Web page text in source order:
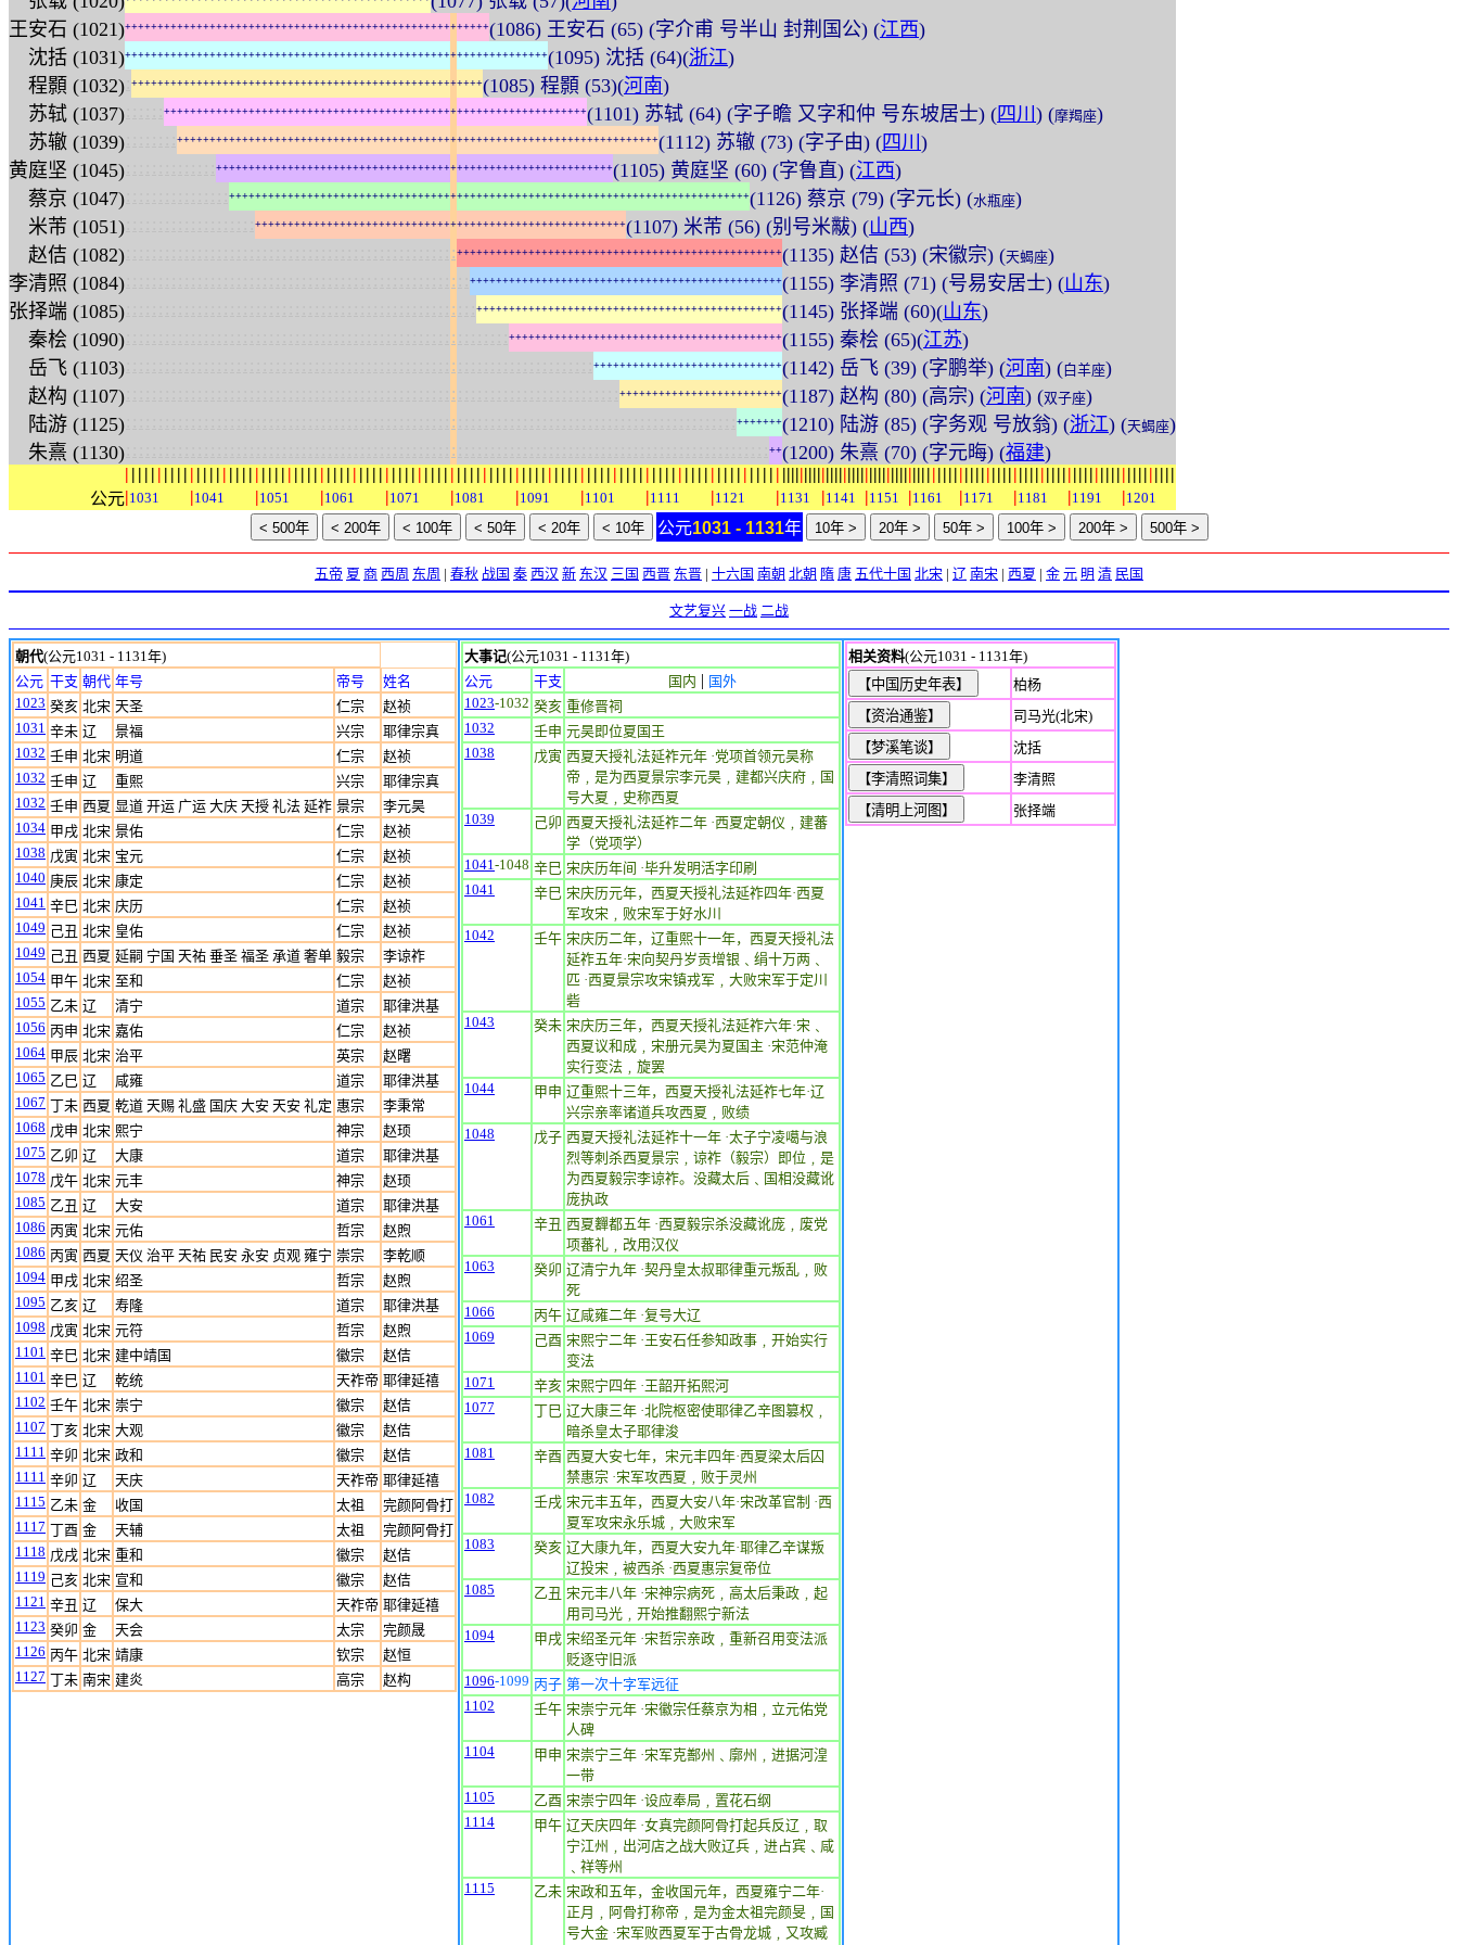
王安石 (1021)++++++++++++++++++++++++++++++++++++++++++++++++++++++++(1086) 王安石 (65) (字介甫 号半山 封荆国公) (江西)
沈括 (1031)+++++++++++++++++++++++++++++++++++++++++++++++++++++++++++++++++(1095) 沈括 (64)(浙江)
程顥 (1032) ++++++++++++++++++++++++++++++++++++++++++++++++++++++(1085) 程顥 (53)(河南)
苏轼 (1037)
+++++++++++++++++++++++++++++++++++++++++++++++++++++++++++++++++(1101) 苏轼 (64) (字子瞻 又字和仲 号东坡居士) (四川 ) (摩羯座)
苏辙 (1039)
++++++++++++++++++++++++++++++++++++++++++++++++++++++++++++++++++++++++++(1112) 苏辙 (73) (字子由) (四川 )
黄庭坚 (1045)
+++++++++++++++++++++++++++++++++++++++++++++++++++++++++++++(1105) 黄庭坚 (60) (字鲁直) (江西)
蔡京 (1047)
++++++++++++++++++++++++++++++++++++++++++++++++++++++++++++++++++++++++++++++++(1126) 蔡京 (79) (字元长) (水瓶座)
米芾 (1051)
+++++++++++++++++++++++++++++++++++++++++++++++++++++++++(1107) 米芾 (56) (别号米黻) (山西)
赵佶 (1082)
:++++++++++++++++++++++++++++++++++++++++++++++++++(1135) 赵佶 (53) (宋徽宗) (天蝎座)
李清照 (1084)
: ++++++++++++++++++++++++++++++++++++++++++++++++(1155) 李清照 (71) (号易安居士) (山东)
张择端 (1085)
: +++++++++++++++++++++++++++++++++++++++++++++++(1145) 张择端 (60)(山东)
秦桧 (1090)
: ++++++++++++++++++++++++++++++++++++++++++(1155) 秦桧 (65)(江苏)
岳飞 (1103)
: +++++++++++++++++++++++++++++(1142) 岳飞 (39) (字鹏举) (河南) (白羊座)
赵构 (1107)
: +++++++++++++++++++++++++(1187) 赵构 (80) (高宗) (河南) (双子座)
陆游 (1125)
: +++++++(1210) 陆游 (85) (字务观 号放翁) (浙江) (天蝎座)
朱熹 (1130)
: ++(1200) 朱熹 (70) (字元晦) (福建)
| | | | | | | | | | | | | | | | | | | | | | | | | | | | | | | | | | | | | | | | | | | | | | | | | | | | | | | | | | | | | | | | | | | | | | | | | | | | | | | | | | | | | | | | | | | | | | | | | | | | | |||||||||||||||||||||||||||||||||||||||||||||||||||||||||||||||||||||||||||||||
公元|1031 |1041 |1051 |1061 |1071 |1081 |1091 |1101 |1111 |1121 |1131 |1141 |1151 |1161 |1171 |1181 |1191 |1201
公元1031 - 1131年
五帝 夏 商 西周 东周 | 春秋 战国 秦 西汉 新 东汉 三国 西晋 东晋 | 十六国 南朝 北朝 隋 唐 五代十国 北宋 | 辽 南宋 | 西夏 | 金 元 明 清 民国
文艺复兴 一战 二战
朝代(公元1031 - 1131年)
公元 干支 朝代 年号 帝号
姓名
1023 癸亥 北宋 天圣 仁宗
赵祯
1031 辛未 辽 景福 兴宗
耶律宗真
1032 壬申 北宋 明道 仁宗
赵祯
1032 壬申 辽 重熙 兴宗
耶律宗真
1032 壬申 西夏 显道 开运 广运 大庆 天授 礼法 延祚 景宗
李元昊
1034 甲戌 北宋 景佑 仁宗
赵祯
1038 戊寅 北宋 宝元 仁宗
赵祯
1040 庚辰 北宋 康定 仁宗
赵祯
1041 辛巳 北宋 庆历 仁宗
赵祯
1049 己丑 北宋 皇佑 仁宗
赵祯
1049 己丑 西夏 延嗣 宁国 天祐 垂圣 福圣 承道 奢单 毅宗
李谅祚
1054 甲午 北宋 至和 仁宗
赵祯
1055 乙未 辽 清宁 道宗
耶律洪基
1056 丙申 北宋 嘉佑 仁宗
赵祯
1064 甲辰 北宋 治平 英宗
赵曙
1065 乙巳 辽 咸雍 道宗
耶律洪基
1067 丁未 西夏 乾道 天赐 礼盛 国庆 大安 天安 礼定 惠宗
李秉常
1068 戊申 北宋 熙宁 神宗
赵顼
1075 乙卯 辽 大康 道宗
耶律洪基
1078 戊午 北宋 元丰 神宗
赵顼
1085 乙丑 辽 大安 道宗
耶律洪基
1086 丙寅 北宋 元佑 哲宗
赵煦
1086 丙寅 西夏 天仪 治平 天祐 民安 永安 贞观 雍宁 崇宗
李乾顺
1094 甲戌 北宋 绍圣 哲宗
赵煦
1095 乙亥 辽 寿隆 道宗
耶律洪基
1098 戊寅 北宋 元符 哲宗
赵煦
1101 辛巳 北宋 建中靖国 徽宗
赵佶
1101 辛巳 辽 乾统 天祚帝 耶律延禧
1102 壬午 北宋 崇宁 徽宗
赵佶
1107 丁亥 北宋 大观 徽宗
赵佶
1111 辛卯 北宋 政和 徽宗
赵佶
1111 辛卯 辽 天庆 天祚帝 耶律延禧
1115 乙未 金 收国 太祖
完颜阿骨打
1117 丁酉 金 天辅 太祖
完颜阿骨打
1118 戊戌 北宋 重和 徽宗
赵佶
1119 己亥 北宋 宣和 徽宗
赵佶
1121 辛丑 辽 保大 天祚帝 耶律延禧
1123 癸卯 金 天会 太宗
完颜晟
1126 丙午 北宋 靖康 钦宗
赵恒
1127 丁未 南宋 建炎 高宗 赵构
大事记(公元1031 - 1131年)
公元
干支 国内 | 国外
1023-1032 癸亥 重修晋祠
1032
壬申 元昊即位夏国王
1038
戊寅 西夏天授礼法延祚元年 ·党项首领元昊称
帝﹐是为西夏景宗李元昊﹐建都兴庆府﹐国
号大夏﹐史称西夏
1039
己卯 西夏天授礼法延祚二年 ·西夏定朝仪﹐建蕃
学（党项学）
1041-1048 辛巳 宋庆历年间 ·毕升发明活字印刷
1041
辛巳 宋庆历元年，西夏天授礼法延祚四年·西夏
军攻宋﹐败宋军于好水川
1042
壬午 宋庆历二年，辽重熙十一年，西夏天授礼法
延祚五年·宋向契丹岁贡增银﹑绢十万两﹑
匹 ·西夏景宗攻宋镇戎军﹐大败宋军于定川
砦
1043
癸未 宋庆历三年，西夏天授礼法延祚六年·宋﹑
西夏议和成﹐宋册元昊为夏国主 ·宋范仲淹
实行变法﹐旋罢
1044
甲申 辽重熙十三年，西夏天授礼法延祚七年·辽
兴宗亲率诸道兵攻西夏﹐败绩
1048
戊子 西夏天授礼法延祚十一年 ·太子宁凌噶与浪
烈等刺杀西夏景宗﹐谅祚（毅宗）即位﹐是
为西夏毅宗李谅祚。没藏太后﹑国相没藏讹
庞执政
1061
辛丑 西夏奲都五年 ·西夏毅宗杀没藏讹庞﹐废党
项蕃礼﹐改用汉仪
1063
癸卯 辽清宁九年 ·契丹皇太叔耶律重元叛乱﹐败
死
1066
丙午 辽咸雍二年 ·复号大辽
1069
己酉 宋熙宁二年 ·王安石任参知政事﹐开始实行
变法
1071
辛亥 宋熙宁四年 ·王韶开拓熙河
1077
丁巳 辽大康三年 ·北院枢密使耶律乙辛图篡权﹐
暗杀皇太子耶律浚
1081
辛酉 西夏大安七年，宋元丰四年·西夏梁太后囚
禁惠宗 ·宋军攻西夏﹐败于灵州
1082
壬戌 宋元丰五年，西夏大安八年·宋改革官制 ·西
夏军攻宋永乐城﹐大败宋军
1083
癸亥 辽大康九年，西夏大安九年·耶律乙辛谋叛
辽投宋﹐被西杀 ·西夏惠宗复帝位
1085
乙丑 宋元丰八年 ·宋神宗病死﹐高太后秉政﹐起
用司马光﹐开始推翻熙宁新法
1094
甲戌 宋绍圣元年 ·宋哲宗亲政﹐重新召用变法派
贬逐守旧派
1096-1099 丙子 第一次十字军远征
1102
壬午 宋崇宁元年 ·宋徽宗任蔡京为相﹐立元佑党
人碑
1104
甲申 宋崇宁三年 ·宋军克鄯州﹑廓州﹐进据河湟
一带
1105
乙酉 宋崇宁四年 ·设应奉局﹐置花石纲
1114
甲午 辽天庆四年 ·女真完颜阿骨打起兵反辽﹐取
宁江州﹐出河店之战大败辽兵﹐进占宾﹑咸
﹑祥等州
1115
乙未 宋政和五年，金收国元年，西夏雍宁二年·
正月﹐阿骨打称帝﹐是为金太祖完颜旻﹐国
号大金 ·宋军败西夏军于古骨龙城﹐又攻臧
相关资料(公元1031 - 1131年)
柏杨
司马光(北宋)
沈括
李清照
张择端